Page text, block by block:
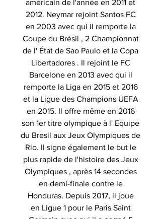
américain de l'année en 2011 et
2012. Neymar rejoint Santos FC
en 2003 avec qui il remporte la
Coupe du Brésil , 2 Championnat
de l' État de Sao Paulo et la Copa
Libertadores . Il rejoint le FC
Barcelone en 2013 avec qui il
remporte la Liga en 2015 et 2016
et la Ligue des Champions UEFA
en 2015. Il offre même en 2016
son 1er titre olympique à l' Equipe
du Bresil aux Jeux Olympiques de
Rio. Il signe également le but le
plus rapide de l'histoire des Jeux
Olympiques , après 14 secondes
en demi-finale contre le
Honduras. Depuis 2017, il joue
en Ligue 1 pour le Paris Saint